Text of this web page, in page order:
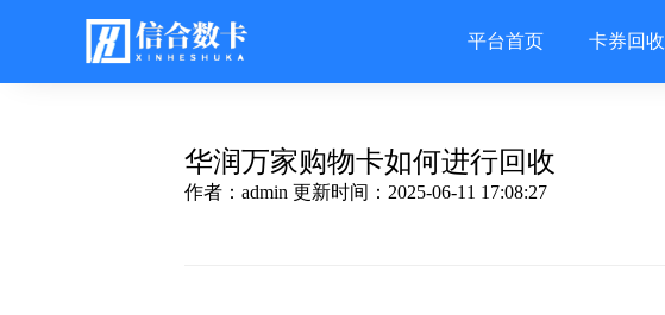
平台首页 卡券回收
华润万家购物卡如何进行回收
作者：admin 更新时间：2025-06-11 17:08:27